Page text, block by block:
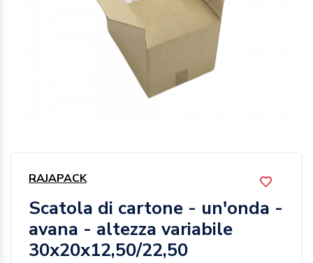
RAJAPACK
Scatola di cartone - un'onda -
avana - altezza variabile
30x20x12,50/22,50